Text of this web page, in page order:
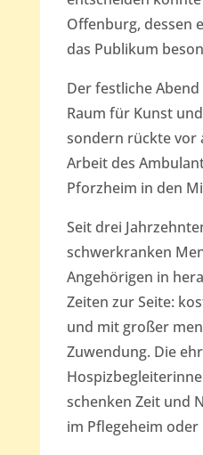
Offenburg, dessen
das Publikum
Der festliche
Raum für Kunst
sondern rückte vor
Arbeit des
Pforzheim in den
Seit drei
schwerkranken
Angehörigen in
Zeiten zur Seite:
und mit großer
Zuwendung. Die
schenken Zeit und
im Pflegeheim